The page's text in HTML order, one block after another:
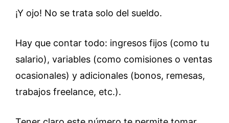
¡Y ojo! No se trata solo del sueldo.
Hay que contar todo: ingresos fijos (como tu
salario), variables (como comisiones o ventas
ocasionales) y adicionales (bonos, remesas,
trabajos freelance, etc.).